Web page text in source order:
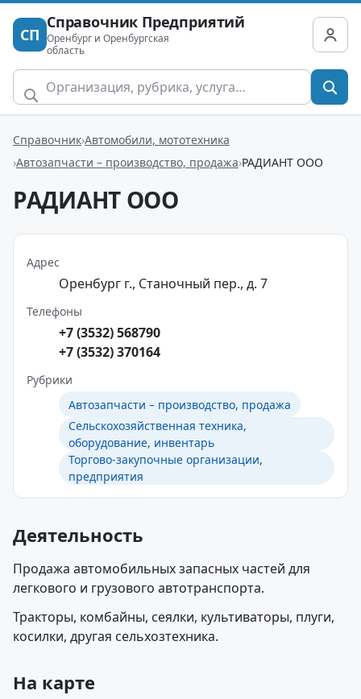
СП
Справочник Предприятий
Оренбург и Оренбургская
область
Справочник Автомобили, мототехника
Автозапчасти – производство, продажа РАДИАНТ ООО
РАДИАНТ ООО
Адрес
Оренбург г., Станочный пер., д. 7
Телефоны
+7 (3532) 568790
+7 (3532) 370164
Рубрики
Автозапчасти – производство, продажа
Сельскохозяйственная техника,
оборудование, инвентарь
Торгово-закупочные организации,
предприятия
Деятельность
Продажа автомобильных запасных частей для
легкового и грузового автотранспорта.
Тракторы, комбайны, сеялки, культиваторы, плуги,
косилки, другая сельхозтехника.
На карте